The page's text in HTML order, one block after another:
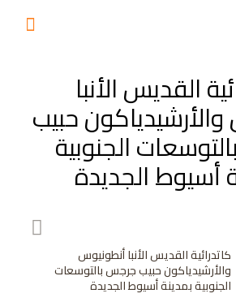
القديس الأنبا
حبيب
الجنوبية
أسيوط الجديدة
كاتدرائية القديس الأنبا أنطونيوس
والأرشيدياكون حبيب جرجس بالتوسعات
الجنوبية بمدينة أسيوط الجديدة